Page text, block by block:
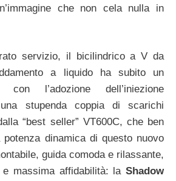
che non cela nulla in
servizio, il bicilindrico a V da
a liquido ha subito un
con l’adozione dell’iniezione
stupenda coppia di scarichi
“best seller” VT600C, che ben
dinamica di questo nuovo
guida comoda e rilassante,
e massima affidabilità: la Shadow